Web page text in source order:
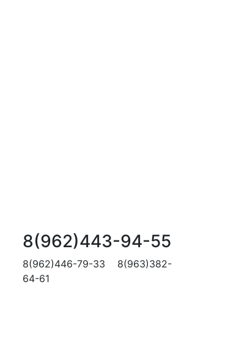
8(962)443-94-55
8(962)446-79-33 8(963)382-
64-61